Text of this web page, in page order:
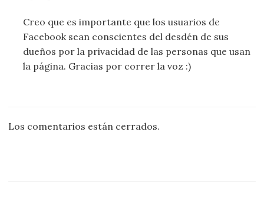
Creo que es importante que los usuarios de
Facebook sean conscientes del desdén de sus
dueños por la privacidad de las personas que usan
la página. Gracias por correr la voz :)
Los comentarios están cerrados.